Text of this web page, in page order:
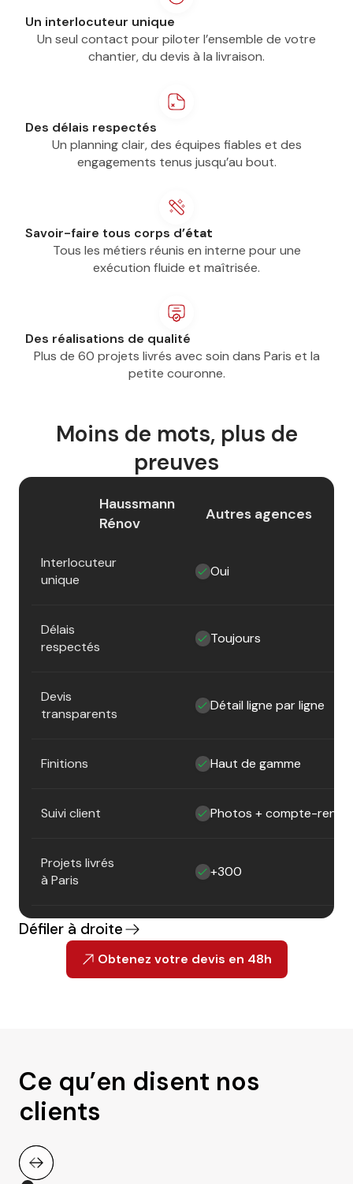
Un interlocuteur unique
Un seul contact pour piloter l’ensemble de votre
chantier, du devis à la livraison.
Des délais respectés
Un planning clair, des équipes fiables et des
engagements tenus jusqu’au bout.
Savoir-faire tous corps d’état
Tous les métiers réunis en interne pour une
exécution fluide et maîtrisée.
Des réalisations de qualité
Plus de 60 projets livrés avec soin dans Paris et la
petite couronne.
Moins de mots, plus de
preuves
Haussmann
Rénov
Autres agences
Interlocuteur
unique
Oui
Délais
respectés
Toujours
Devis
transparents
Détail ligne par ligne
Finitions Haut de gamme
Suivi client Photos + compte-rendu
Projets livrés
à Paris
+300
Défiler à droite
Obtenez votre devis en 48h
Ce qu’en disent nos
clients